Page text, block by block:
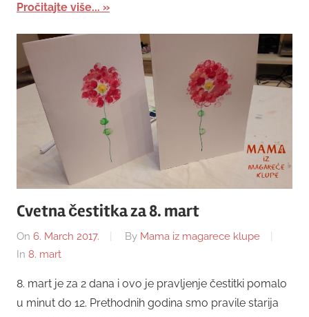
Pročitajte više...
Cvetna čestitka za 8. mart
On 6. March 2017. By Mama iz magarece klupe
In 8. mart
8. mart je za 2 dana i ovo je pravljenje čestitki pomalo
u minut do 12. Prethodnih godina smo pravile starija